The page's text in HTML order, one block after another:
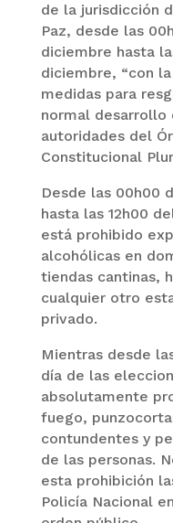
de la jurisdicción
Paz, desde las
diciembre hasta
diciembre, “con
medidas para
normal desarrollo
autoridades del
Constitucional
Desde las 00h00
hasta las 12h00
está prohibido
alcohólicas en
tiendas cantinas,
cualquier otro
privado.
Mientras desde
día de las
absolutamente
fuego,
contundentes y
de las personas.
esta prohibición
Policía Nacional